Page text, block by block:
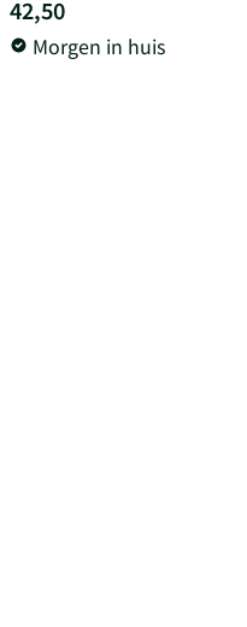
42,50
Morgen in huis